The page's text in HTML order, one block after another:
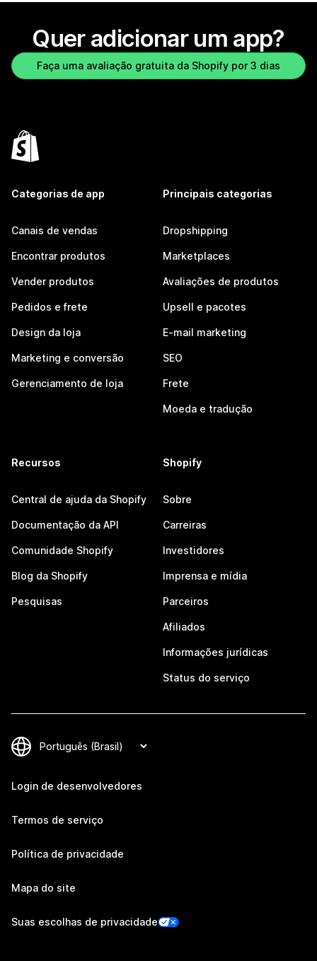
Quer adicionar um app?
Faça uma avaliação gratuita da Shopify por 3 dias
Categorias de app
Canais de vendas
Encontrar produtos
Vender produtos
Pedidos e frete
Design da loja
Marketing e conversão
Gerenciamento de loja
Principais categorias
Dropshipping
Marketplaces
Avaliações de produtos
Upsell e pacotes
E-mail marketing
SEO
Frete
Moeda e tradução
Recursos
Central de ajuda da Shopify
Documentação da API
Comunidade Shopify
Blog da Shopify
Pesquisas
Shopify
Sobre
Carreiras
Investidores
Imprensa e mídia
Parceiros
Afiliados
Informações jurídicas
Status do serviço
Login de desenvolvedores
Termos de serviço
Política de privacidade
Mapa do site
Suas escolhas de privacidade